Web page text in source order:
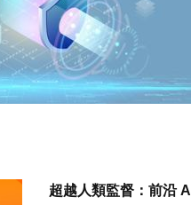
超越人類監督：前沿 AI